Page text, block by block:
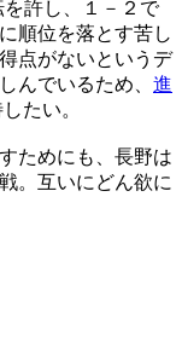
許し、１－２で
順位を落とす苦し
点がないというデ
んでいるため、 進
たい。
ためにも、長野は
。互いにどん欲に